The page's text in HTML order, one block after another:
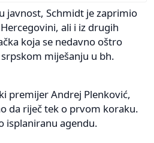
javnost, Schmidt je zaprimio
ali i iz drugih
koja se nedavno oštro
miješanju u bh.
premijer Andrej Plenković,
da riječ tek o prvom koraku.
isplaniranu agendu.